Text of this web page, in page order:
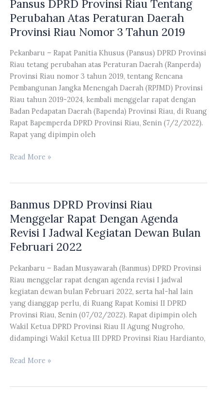
Perusahaan
DPRD
Riau
Melakukan
Rapat
Dengan
PT.
Rimba
Lazuardi,
PT
Indah
Peranap
dan
Desa
Kabupaten
Inhu
Pansus DPRD Provinsi Riau Tentang
Perubahan Atas Peraturan Daerah
Provinsi Riau Nomor 3 Tahun 2019
Pekanbaru – Rapat Panitia Khusus (Pansus) DPRD Provinsi
Riau tetang perubahan atas Peraturan Daerah (Ranperda)
Provinsi Riau nomor 3 tahun 2019, tentang Rencana
Pembangunan Jangka Menengah Daerah (RPJMD) Provinsi
Riau tahun 2019-2024, kembali menggelar rapat dengan
Badan Pedapatan Daerah (Bapenda) Provinsi Riau, di Ruang
Rapat Bapemperda DPRD Provinsi Riau, Senin (7/2/2022).
Rapat yang dipimpin oleh
Pansus
Tentang
Perubahan
Peraturan
Daerah
Riau
Nomor
3
Tahun
2019
Read More »
Banmus DPRD Provinsi Riau
Menggelar Rapat Dengan Agenda
Revisi I Jadwal Kegiatan Dewan Bulan
Februari 2022
Pekanbaru – Badan Musyawarah (Banmus) DPRD Provinsi
Riau menggelar rapat dengan agenda revisi I jadwal
kegiatan dewan bulan Februari 2022, serta hal-hal lain
yang dianggap perlu, di Ruang Rapat Komisi II DPRD
Provinsi Riau, Senin (07/02/2022). Rapat dipimpin oleh
Wakil Ketua DPRD Provinsi Riau II Agung Nugroho,
didampingi Wakil Ketua III DPRD Provinsi Riau Hardianto,
Banmus
Read More »